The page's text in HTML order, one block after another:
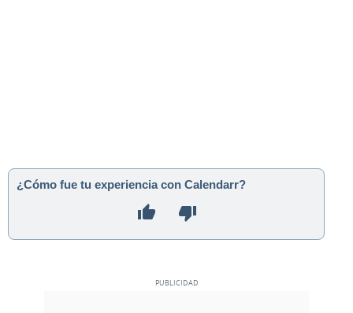
¿Cómo fue tu experiencia con Calendarr?